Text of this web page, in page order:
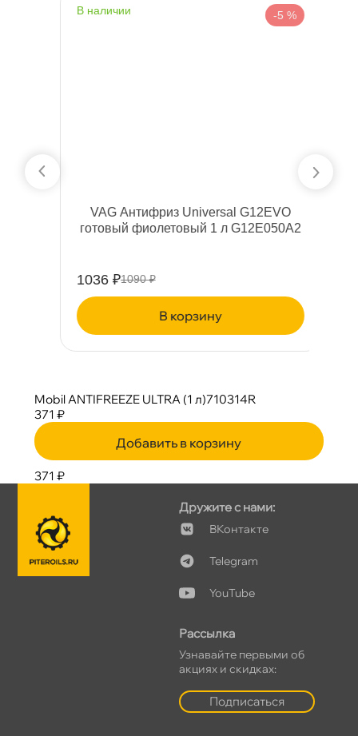
наличии -5 %
VAG Антифриз Universal G12EVO
отовый фиолетовый 1 л G12E050A2
1036 ₽ 1090 ₽
корзину
Mobil ANTIFREEZE ULTRA (1 л)710314R
371 ₽
Добавить в корзину
371 ₽
Дружите с нами:
Контакте
Telegram
YouTube
Рассылка
Узнавайте первыми о
акциях и скидках:
Подписаться